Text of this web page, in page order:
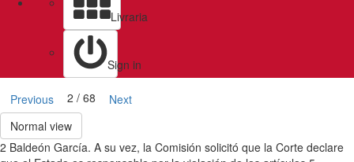
Livraria
Sign in
Previous 2 / 68
Next
Normal view
2 Baldeón García. A su vez, la Comisión solicitó que la Corte declare